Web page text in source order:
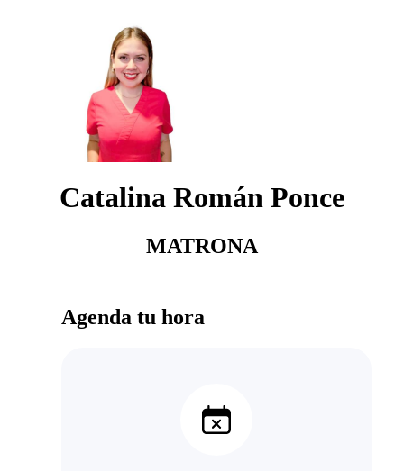
Catalina Román Ponce
MATRONA
Agenda tu hora